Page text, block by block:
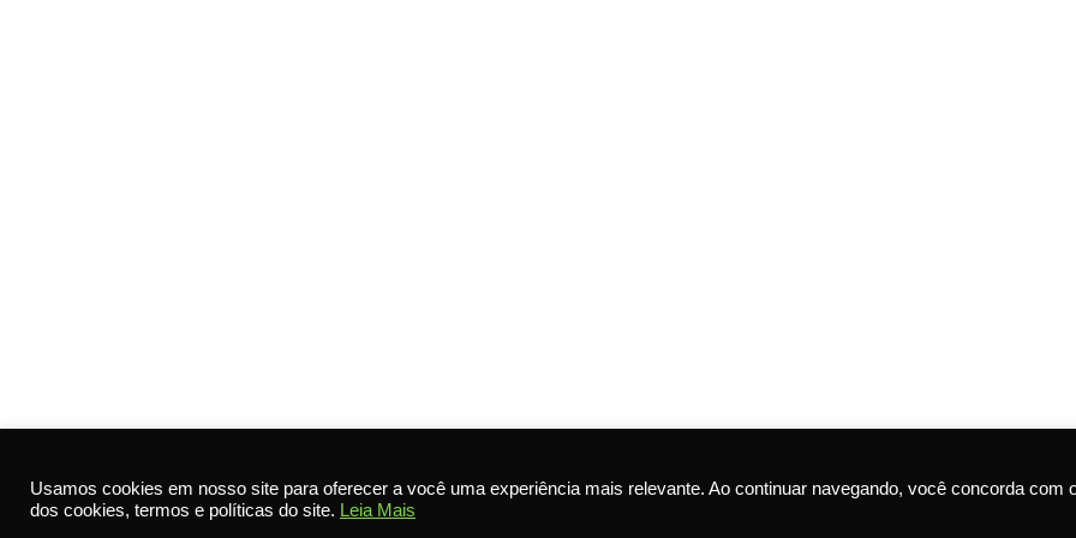
Usamos cookies em nosso site para oferecer a você uma experiência mais relevante. Ao continuar navegando, você concorda com
dos cookies, termos e políticas do site. Leia Mais